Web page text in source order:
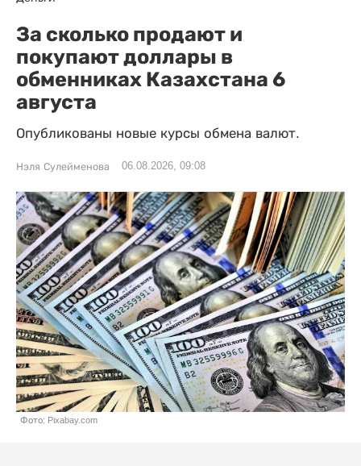
За сколько продают и
покупают доллары в
обменниках Казахстана 6
августа
Опубликованы новые курсы обмена валют.
Нэля Сулейменова 06.08.2026, 09:08
Фото: Pixabay.com